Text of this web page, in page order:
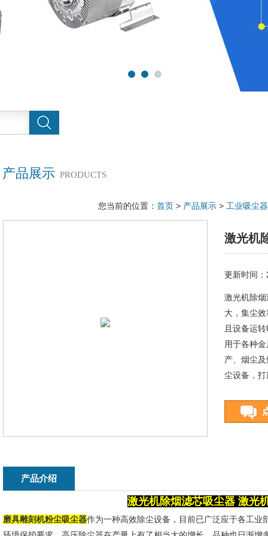
产品展示 PRODUCTS
您当前的位置： 首页 > 产品展示 > 工业吸尘
激光机
更新时间
激光机除
大，集尘
且设备运
用于各种
产、烟尘
尘设备，
产品介绍
激光机除烟滤芯吸尘器 激光
磨具雕刻机粉尘吸尘器作为一种高效除尘设备，目前已广泛应于各工